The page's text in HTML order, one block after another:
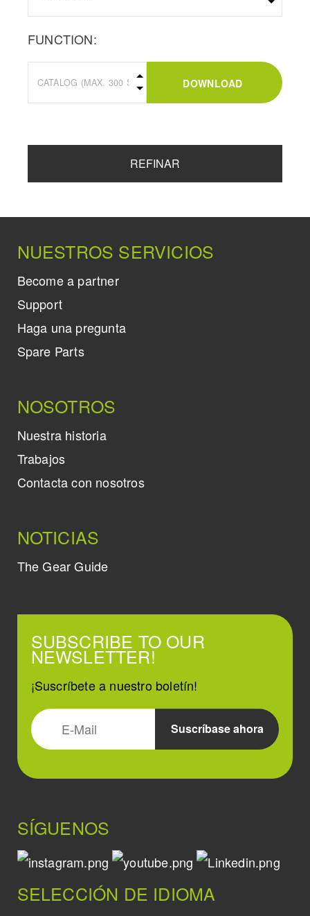
FUNCTION:
DOWNLOAD
REFINAR
NUESTROS SERVICIOS
Become a partner
Support
Haga una pregunta
Spare Parts
NOSOTROS
Nuestra historia
Trabajos
Contacta con nosotros
NOTICIAS
The Gear Guide
SUBSCRIBE TO OUR
NEWSLETTER!
¡Suscríbete a nuestro boletín!
SÍGUENOS
SELECCIÓN DE IDIOMA